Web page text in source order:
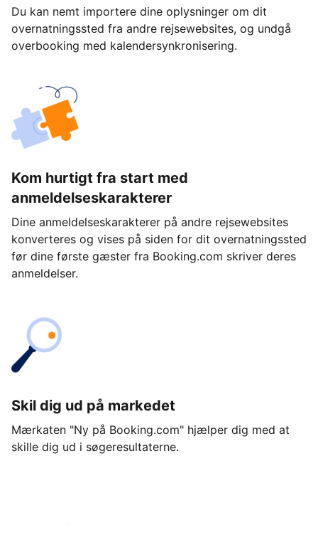
Du kan nemt importere dine oplysninger om dit
overnatningssted fra andre rejsewebsites, og undgå
overbooking med kalendersynkronisering.
Kom hurtigt fra start med
anmeldelseskarakterer
Dine anmeldelseskarakterer på andre rejsewebsites
konverteres og vises på siden for dit overnatningssted
før dine første gæster fra Booking.com skriver deres
anmeldelser.
Skil dig ud på markedet
Mærkaten "Ny på Booking.com" hjælper dig med at
skille dig ud i søgeresultaterne.
Kom i gang i dag